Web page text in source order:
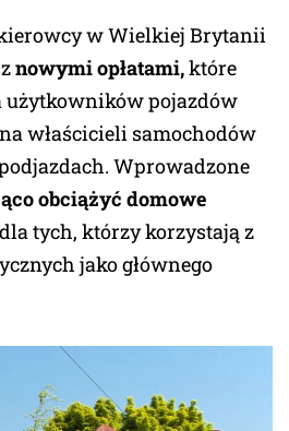
w Wielkiej Brytanii
nowymi opłatami,które
użytkowników pojazdów
właścicieli samochodów
Wprowadzone
obciążyć domowe
tych, którzy korzystają z
jako głównego